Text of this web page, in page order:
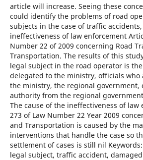
article will increase. Seeing these
could identify the problems of road
subjects in the case of traffic
ineffectiveness of law enforcement
Number 22 of 2009 concerning Road
Transportation. The results of this
legal subject in the road operator is
delegated to the ministry, officials who
the ministry, the regional government,
authority from the regional
The cause of the ineffectiveness of
273 of Law Number 22 Year 2009
and Transportation is caused by the
interventions that handle the case so
settlement of cases is still nil
legal subject, traffic accident,